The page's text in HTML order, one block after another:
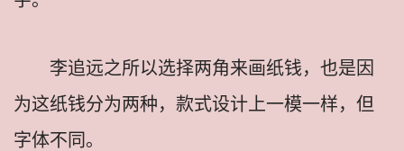
李追远之所以选择两角来画纸钱，也是因
为这纸钱分为两种，款式设计上一模一样，但
字体不同。